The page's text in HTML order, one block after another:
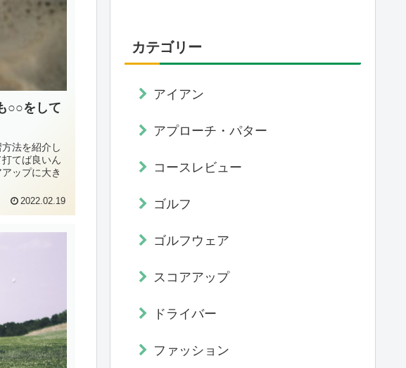
○○をして
法を紹介し
てば良いん
ップに大き
2022.02.19
カテゴリー
アイアン
アプローチ・パター
コースレビュー
ゴルフ
ゴルフウェア
スコアアップ
ドライバー
ファッション